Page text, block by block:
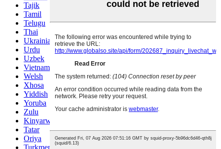
Tajik
Tamil
Telugu
Thai
Ukrainian
Urdu
Uzbek
Vietnamese
Welsh
Xhosa
Yiddish
Yoruba
Zulu
Kinyarwanda
Tatar
Oriya
Turkmen